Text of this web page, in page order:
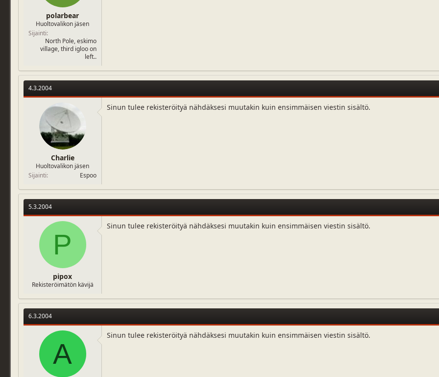
polarbear
Huoltovalikon jäsen
Sijainti
North Pole, eskimo
village, third igloo on
left..
4.3.2004
Charlie
Huoltovalikon jäsen
Sijainti
Espoo
Sinun tulee rekisteröityä nähdäksesi muutakin kuin ensimmäisen viestin sisältö.
5.3.2004
P
pipox
Rekisteröimätön kävijä
Sinun tulee rekisteröityä nähdäksesi muutakin kuin ensimmäisen viestin sisältö.
6.3.2004
A
Sinun tulee rekisteröityä nähdäksesi muutakin kuin ensimmäisen viestin sisältö.